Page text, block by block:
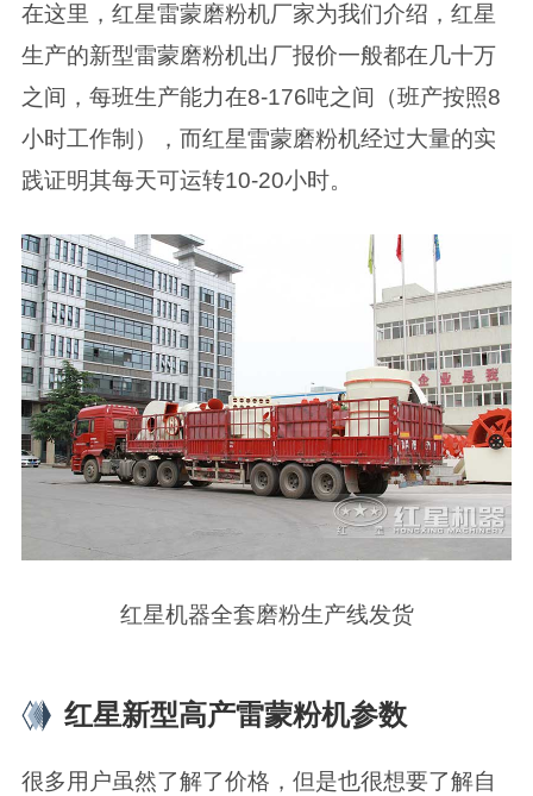
在这里，红星雷蒙磨粉机厂家为我们介绍，红星
生产的新型雷蒙磨粉机出厂报价一般都在几十万
之间，每班生产能力在8-176吨之间（班产按照8
小时工作制），而红星雷蒙磨粉机经过大量的实
践证明其每天可运转10-20小时。
红星机器全套磨粉生产线发货
红星新型高产雷蒙粉机参数
很多用户虽然了解了价格，但是也很想要了解自